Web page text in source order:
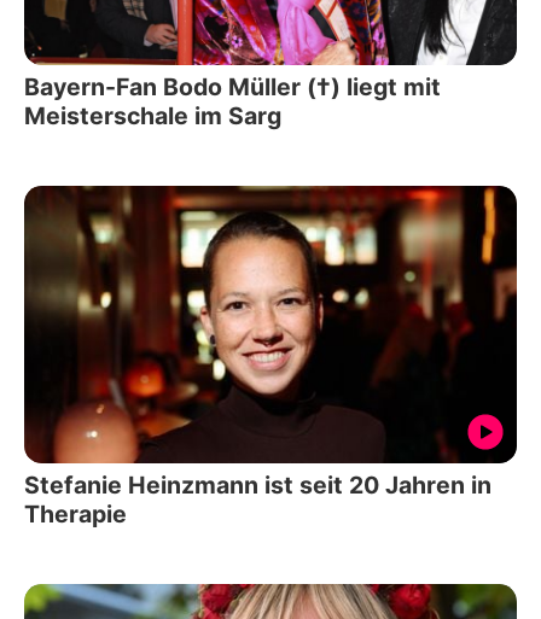
Bayern-Fan Bodo Müller (†) liegt mit
Meisterschale im Sarg
Stefanie Heinzmann ist seit 20 Jahren in
Therapie